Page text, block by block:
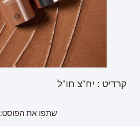
קרדיט : יח"צ חו"ל
שתפו את הפוסט: